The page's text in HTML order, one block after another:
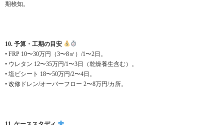
期検知。
10. 予算・工期の目安
• FRP 10〜30万円（3〜8㎡）/1〜2日。
• ウレタン 12〜35万円/1〜3日（乾燥養生含む）。
• 塩ビシート 18〜50万円/2〜4日。
• 改修ドレン/オーバーフロー 2〜8万円/カ所。